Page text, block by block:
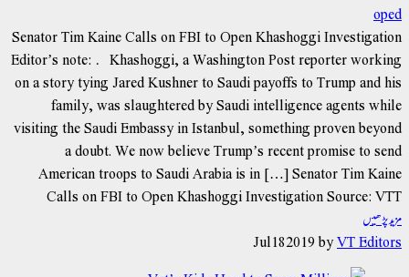
oped
Senator Tim Kaine Calls on FBI to Open Khashoggi Investigation
Editor’s note: Khashoggi, a Washington Post reporter working
on a story tying Jared Kushner to Saudi payoffs to Trump and his
family, was slaughtered by Saudi intelligence agents while
visiting the Saudi Embassy in Istanbul, something proven beyond
a doubt. We now believe Trump’s recent promise to send
American troops to Saudi Arabia is in […] Senator Tim Kaine
Calls on FBI to Open Khashoggi Investigation Source: VTT
مزید پڑھیں
Jul182019 byVT Editors